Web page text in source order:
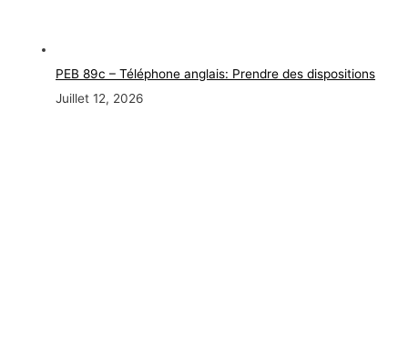
PEB 89c – Téléphone anglais: Prendre des dispositions
Juillet 12, 2026